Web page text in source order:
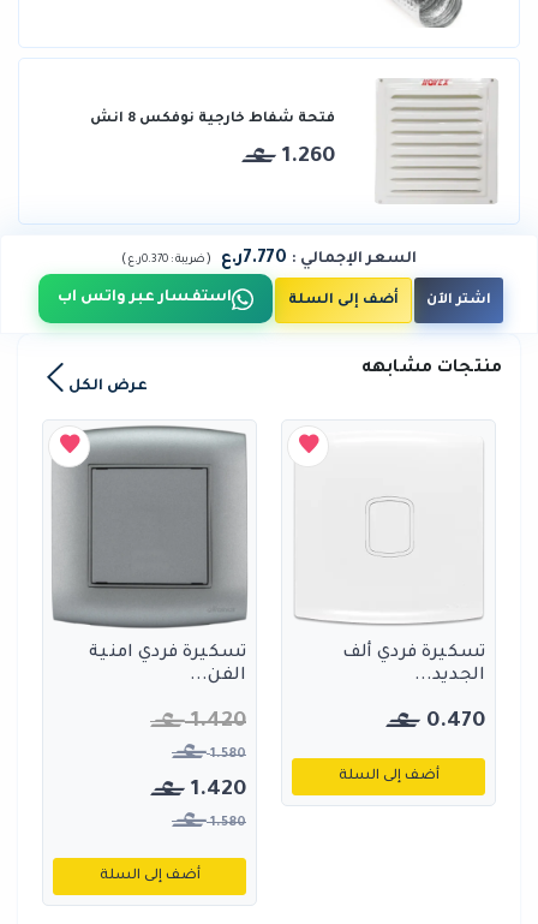
فتحة شفاط خارجية نوفكس 8 انش
1.260
السعر الإجمالي : 7.770ر.ع ( ضريبة : 0.370ر.ع )
اشتر الآن أضف إلى السلة استفسار عبر واتس اب
منتجات مشابهه
عرض الكل
تسكيرة فردي ألف
الجديد...
0.470
أضف إلى السلة
تسكيرة فردي امنية
الفن...
1.420
1.580
1.420
1.580
أضف إلى السلة